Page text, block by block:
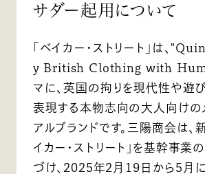
サダー起用について
「ベイカー・ストリート」は、
y British Clothing with
マに、英国の拘りを現代性や遊
表現する本物志向の大人向けの
アルブランドです。三陽商会は、
イカー・ストリート」を基幹事業
づけ、2025年2月19日から5月